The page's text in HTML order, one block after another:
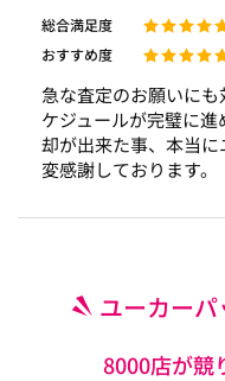
総合満足度
おすすめ度
急な査定のお願いに
ケジュールが完璧に
却が出来た事、本当
変感謝しております。
ユーカー
8000店が競